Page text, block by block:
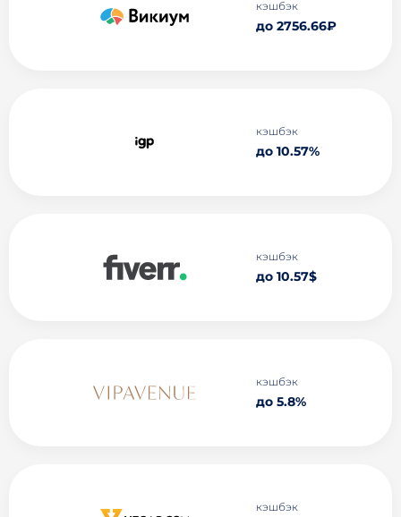
кэшбэк
до 2756.66₽
кэшбэк
до 10.57%
кэшбэк
до 10.57$
кэшбэк
до 5.8%
кэшбэк